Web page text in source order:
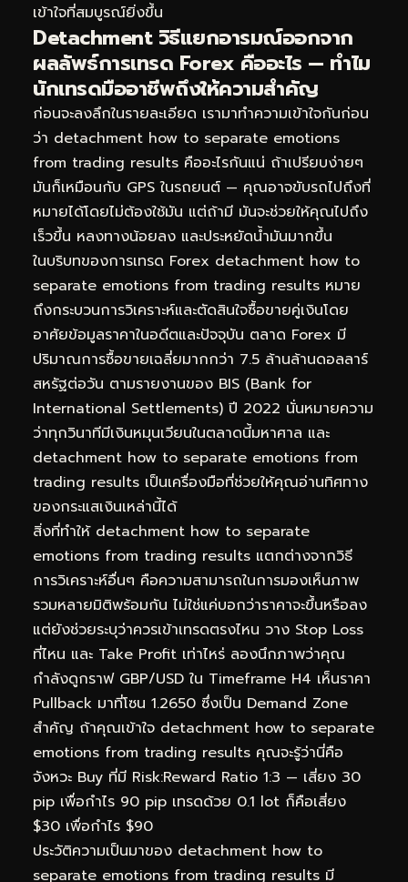
เข้าใจที่สมบูรณ์ยิ่งขึ้น
Detachment วิธีแยกอารมณ์ออกจาก
ผลลัพธ์การเทรด Forex คืออะไร — ทำไม
นักเทรดมืออาชีพถึงให้ความสำคัญ
ก่อนจะลงลึกในรายละเอียด เรามาทำความเข้าใจกันก่อน
ว่า detachment how to separate emotions
from trading results คืออะไรกันแน่ ถ้าเปรียบง่ายๆ
มันก็เหมือนกับ GPS ในรถยนต์ — คุณอาจขับรถไปถึงที่
หมายได้โดยไม่ต้องใช้มัน แต่ถ้ามี มันจะช่วยให้คุณไปถึง
เร็วขึ้น หลงทางน้อยลง และประหยัดน้ำมันมากขึ้น
ในบริบทของการเทรด Forex detachment how to
separate emotions from trading results หมาย
ถึงกระบวนการวิเคราะห์และตัดสินใจซื้อขายคู่เงินโดย
อาศัยข้อมูลราคาในอดีตและปัจจุบัน ตลาด Forex มี
ปริมาณการซื้อขายเฉลี่ยมากกว่า 7.5 ล้านล้านดอลลาร์
สหรัฐต่อวัน ตามรายงานของ BIS (Bank for
International Settlements) ปี 2022 นั่นหมายความ
ว่าทุกวินาทีมีเงินหมุนเวียนในตลาดนี้มหาศาล และ
detachment how to separate emotions from
trading results เป็นเครื่องมือที่ช่วยให้คุณอ่านทิศทาง
ของกระแสเงินเหล่านี้ได้
สิ่งที่ทำให้ detachment how to separate
emotions from trading results แตกต่างจากวิธี
การวิเคราะห์อื่นๆ คือความสามารถในการมองเห็นภาพ
รวมหลายมิติพร้อมกัน ไม่ใช่แค่บอกว่าราคาจะขึ้นหรือลง
แต่ยังช่วยระบุว่าควรเข้าเทรดตรงไหน วาง Stop Loss
ที่ไหน และ Take Profit เท่าไหร่ ลองนึกภาพว่าคุณ
กำลังดูกราฟ GBP/USD ใน Timeframe H4 เห็นราคา
Pullback มาที่โซน 1.2650 ซึ่งเป็น Demand Zone
สำคัญ ถ้าคุณเข้าใจ detachment how to separate
emotions from trading results คุณจะรู้ว่านี่คือ
จังหวะ Buy ที่มี Risk:Reward Ratio 1:3 — เสี่ยง 30
pip เพื่อกำไร 90 pip เทรดด้วย 0.1 lot ก็คือเสี่ยง
$30 เพื่อกำไร $90
ประวัติความเป็นมาของ detachment how to
separate emotions from trading results มี